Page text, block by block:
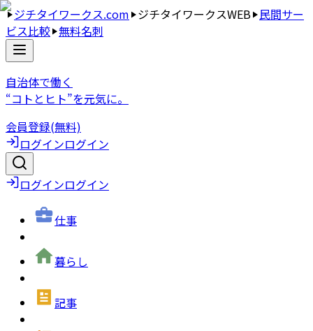
ジチタイワークス.com ジチタイワークスWEB 民間サー
ビス比較 無料名刺
自治体で働く
“コトとヒト”を元気に。
会員登録(無料)
ログインログイン
ログインログイン
仕事
暮らし
記事